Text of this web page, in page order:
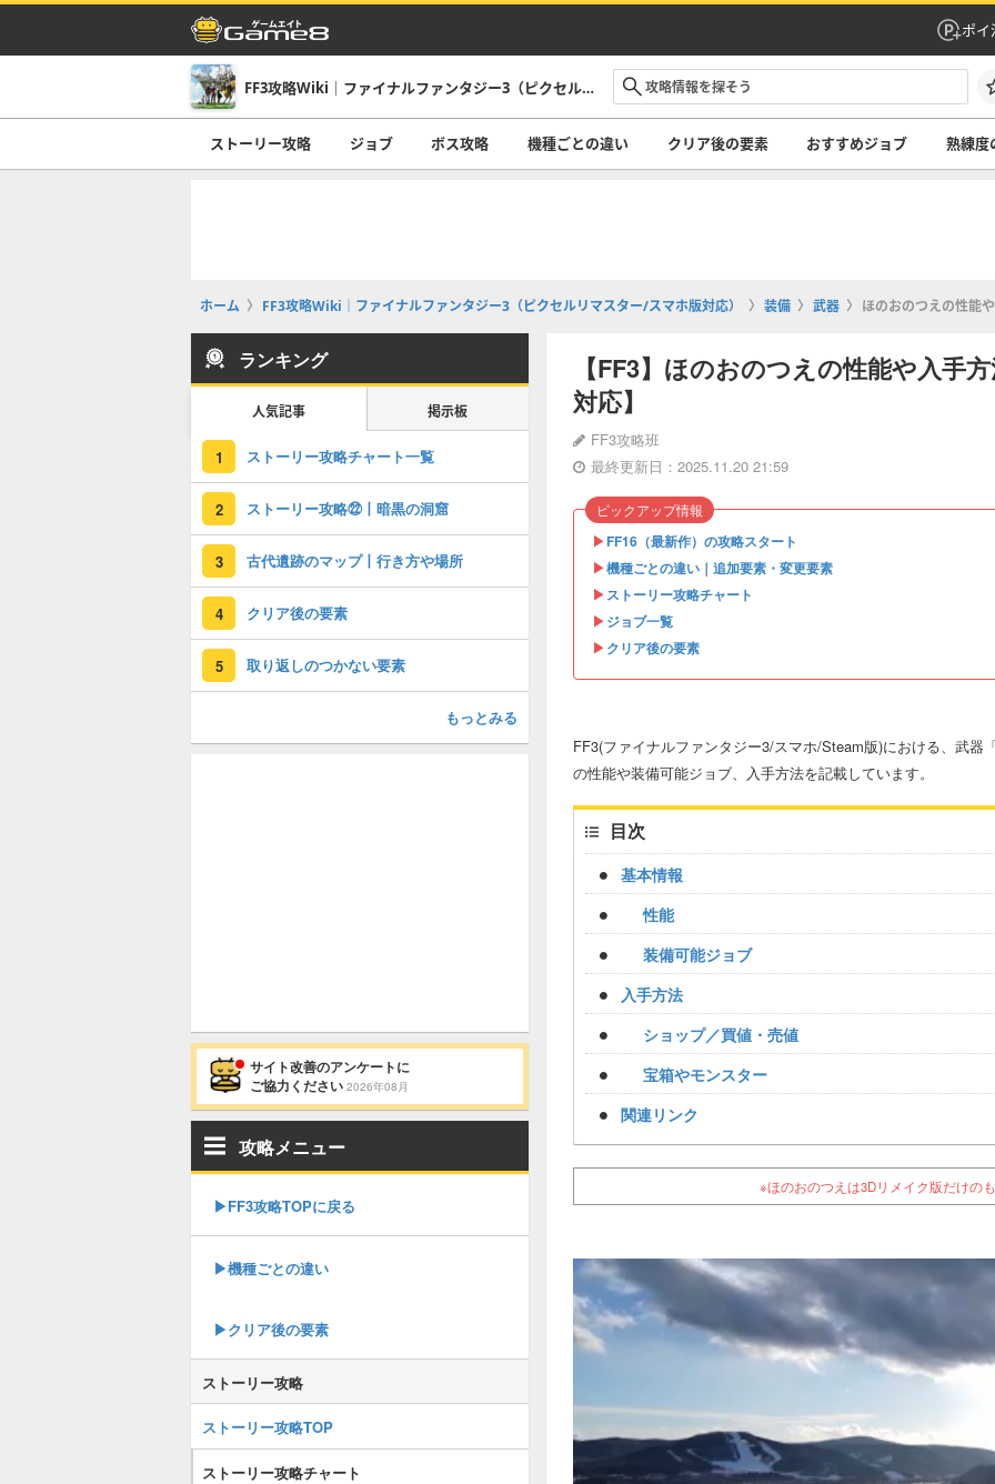
ポイ
FF3攻略Wiki｜ファイナルファンタジー3（ピクセルリマスター/スマホ版対応）
ストーリー攻略 ジョブ ボス攻略 機種ごとの違い クリア後の要素 おすすめジョブ 熟練度
ホーム FF3攻略Wiki｜ファイナルファンタジー3（ピクセルリマスター/スマホ版対応） 装備 武器 ほのおのつえの性能
【FF3】ほのおのつえの性能や入手
対応】
FF3攻略班
最終更新日：2025.11.20 21:59
▶FF16（最新作）の攻略スタート
▶機種ごとの違い｜追加要素・変更要素
▶ストーリー攻略チャート
▶ジョブ一覧
▶クリア後の要素
ピックアップ情報
FF3(ファイナルファンタジー3/スマホ/Steam版)における、武器
の性能や装備可能ジョブ、入手方法を記載しています。
目次
基本情報
性能
装備可能ジョブ
入手方法
ショップ／買値・売値
宝箱やモンスター
関連リンク
※ほのおのつえは3Dリメイク版だけの
ランキング
人気記事 掲示板
1 ストーリー攻略チャート一覧
2 ストーリー攻略㉒丨暗黒の洞窟
3 古代遺跡のマップ丨行き方や場所
4 クリア後の要素
5 取り返しのつかない要素
もっとみる
サイト改善のアンケートに
ご協力ください 2026年08月
攻略メニュー
▶︎FF3攻略TOPに戻る
▶機種ごとの違い
▶クリア後の要素
ストーリー攻略
ストーリー攻略TOP
ストーリー攻略チャート